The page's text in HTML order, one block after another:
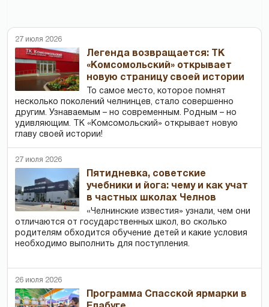
27 июля 2026
Легенда возвращается: ТК
«Комсомольский» открывает
новую страницу своей истории
То самое место, которое помнят
несколько поколений челнинцев, стало совершенно
другим. Узнаваемым – но современным. Родным – но
удивляющим. ТК «Комсомольский» открывает новую
главу своей истории!
27 июля 2026
Пятидневка, советские
учебники и йога: чему и как учат
в частных школах Челнов
«Челнинские известия» узнали, чем они
отличаются от государственных школ, во сколько
родителям обходится обучение детей и какие условия
необходимо выполнить для поступления.
26 июля 2026
Программа Спасской ярмарки в